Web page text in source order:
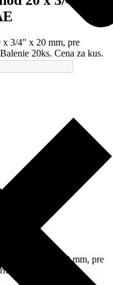
3/4″ x 20 mm, pre
20ks. Cena za kus.
20 x 3/4″ x 20 mm, pre